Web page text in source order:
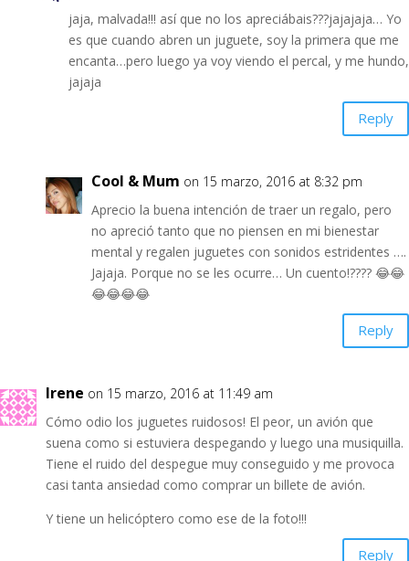
jaja, malvada!!! así que no los apreciábais???jajajaja… Yo
es que cuando abren un juguete, soy la primera que me
encanta…pero luego ya voy viendo el percal, y me hundo,
jajaja
Reply
Cool & Mum on 15 marzo, 2016 at 8:32 pm
Aprecio la buena intención de traer un regalo, pero
no apreció tanto que no piensen en mi bienestar
mental y regalen juguetes con sonidos estridentes ….
Jajaja. Porque no se les ocurre… Un cuento!???? 😂😂
😂😂😂😂
Reply
Irene on 15 marzo, 2016 at 11:49 am
Cómo odio los juguetes ruidosos! El peor, un avión que
suena como si estuviera despegando y luego una musiquilla.
Tiene el ruido del despegue muy conseguido y me provoca
casi tanta ansiedad como comprar un billete de avión.
Y tiene un helicóptero como ese de la foto!!!
Reply